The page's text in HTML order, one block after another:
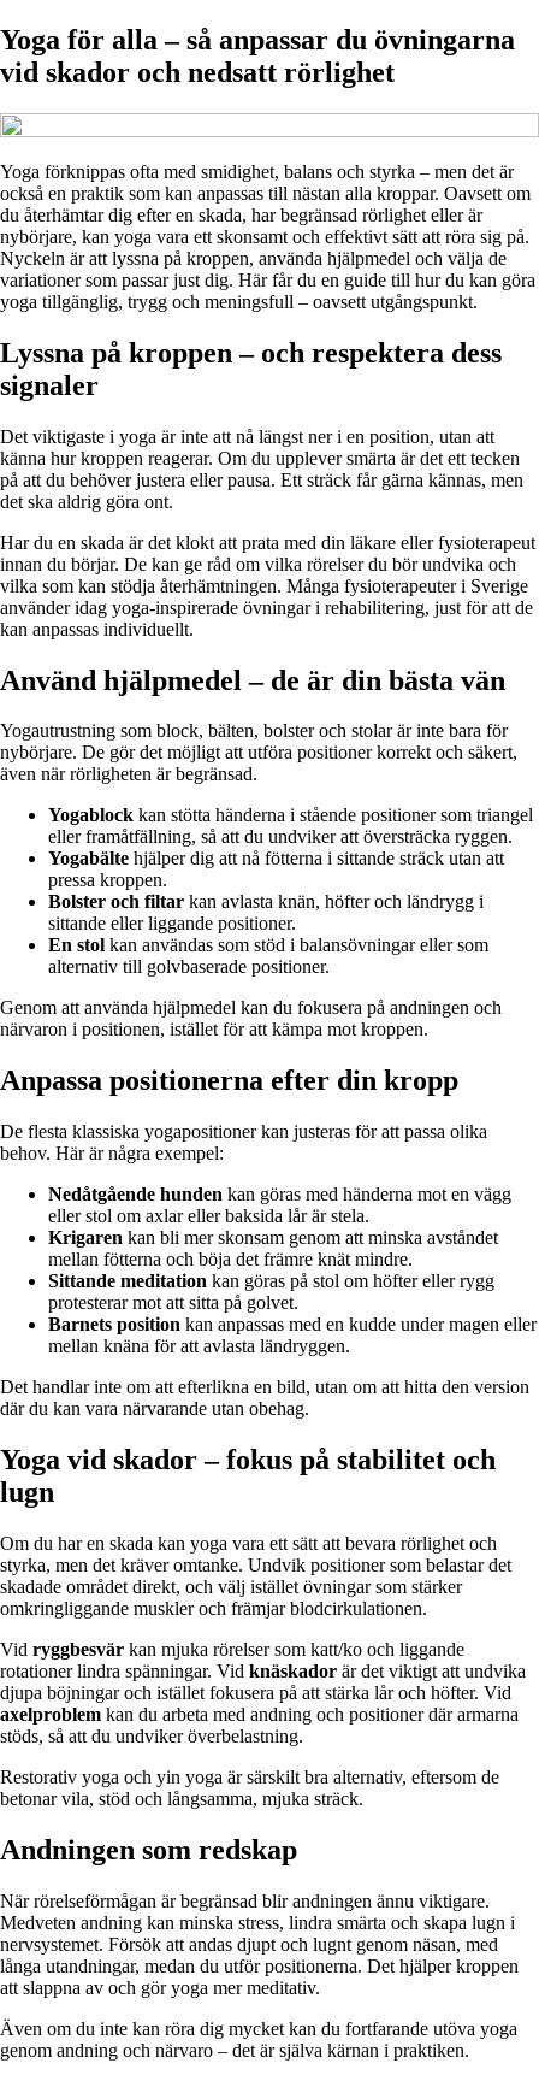
Yoga för alla – så anpassar du övningarna
vid skador och nedsatt rörlighet
Yoga förknippas ofta med smidighet, balans och styrka – men det är
också en praktik som kan anpassas till nästan alla kroppar. Oavsett om
du återhämtar dig efter en skada, har begränsad rörlighet eller är
nybörjare, kan yoga vara ett skonsamt och effektivt sätt att röra sig på.
Nyckeln är att lyssna på kroppen, använda hjälpmedel och välja de
variationer som passar just dig. Här får du en guide till hur du kan göra
yoga tillgänglig, trygg och meningsfull – oavsett utgångspunkt.
Lyssna på kroppen – och respektera dess
signaler
Det viktigaste i yoga är inte att nå längst ner i en position, utan att
känna hur kroppen reagerar. Om du upplever smärta är det ett tecken
på att du behöver justera eller pausa. Ett sträck får gärna kännas, men
det ska aldrig göra ont.
Har du en skada är det klokt att prata med din läkare eller fysioterapeut
innan du börjar. De kan ge råd om vilka rörelser du bör undvika och
vilka som kan stödja återhämtningen. Många fysioterapeuter i Sverige
använder idag yoga-inspirerade övningar i rehabilitering, just för att de
kan anpassas individuellt.
Använd hjälpmedel – de är din bästa vän
Yogautrustning som block, bälten, bolster och stolar är inte bara för
nybörjare. De gör det möjligt att utföra positioner korrekt och säkert,
även när rörligheten är begränsad.
Yogablock kan stötta händerna i stående positioner som triangel
eller framåtfällning, så att du undviker att översträcka ryggen.
Yogabälte hjälper dig att nå fötterna i sittande sträck utan att
pressa kroppen.
Bolster och filtar kan avlasta knän, höfter och ländrygg i
sittande eller liggande positioner.
En stol kan användas som stöd i balansövningar eller som
alternativ till golvbaserade positioner.
Genom att använda hjälpmedel kan du fokusera på andningen och
närvaron i positionen, istället för att kämpa mot kroppen.
Anpassa positionerna efter din kropp
De flesta klassiska yogapositioner kan justeras för att passa olika
behov. Här är några exempel:
Nedåtgående hunden kan göras med händerna mot en vägg
eller stol om axlar eller baksida lår är stela.
Krigaren kan bli mer skonsam genom att minska avståndet
mellan fötterna och böja det främre knät mindre.
Sittande meditation kan göras på stol om höfter eller rygg
protesterar mot att sitta på golvet.
Barnets position kan anpassas med en kudde under magen eller
mellan knäna för att avlasta ländryggen.
Det handlar inte om att efterlikna en bild, utan om att hitta den version
där du kan vara närvarande utan obehag.
Yoga vid skador – fokus på stabilitet och
lugn
Om du har en skada kan yoga vara ett sätt att bevara rörlighet och
styrka, men det kräver omtanke. Undvik positioner som belastar det
skadade området direkt, och välj istället övningar som stärker
omkringliggande muskler och främjar blodcirkulationen.
Vid ryggbesvär kan mjuka rörelser som katt/ko och liggande
rotationer lindra spänningar. Vid knäskador är det viktigt att undvika
djupa böjningar och istället fokusera på att stärka lår och höfter. Vid
axelproblem kan du arbeta med andning och positioner där armarna
stöds, så att du undviker överbelastning.
Restorativ yoga och yin yoga är särskilt bra alternativ, eftersom de
betonar vila, stöd och långsamma, mjuka sträck.
Andningen som redskap
När rörelseförmågan är begränsad blir andningen ännu viktigare.
Medveten andning kan minska stress, lindra smärta och skapa lugn i
nervsystemet. Försök att andas djupt och lugnt genom näsan, med
långa utandningar, medan du utför positionerna. Det hjälper kroppen
att slappna av och gör yoga mer meditativ.
Även om du inte kan röra dig mycket kan du fortfarande utöva yoga
genom andning och närvaro – det är själva kärnan i praktiken.